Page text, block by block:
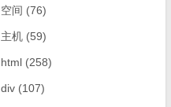
空间 (76)
主机 (59)
html (258)
div (107)